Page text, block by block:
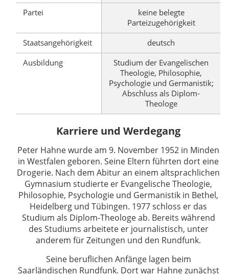
Partei
keine belegte
Parteizugehörigkeit
Staatsangehörigkeit deutsch
Ausbildung
Studium der Evangelischen
Theologie, Philosophie,
Psychologie und Germanistik;
Abschluss als Diplom-
Theologe
Karriere und Werdegang
Peter Hahne wurde am 9. November 1952 in Minden
in Westfalen geboren. Seine Eltern führten dort eine
Drogerie. Nach dem Abitur an einem altsprachlichen
Gymnasium studierte er Evangelische Theologie,
Philosophie, Psychologie und Germanistik in Bethel,
Heidelberg und Tübingen. 1977 schloss er das
Studium als Diplom-Theologe ab. Bereits während
des Studiums arbeitete er journalistisch, unter
anderem für Zeitungen und den Rundfunk.
Seine beruflichen Anfänge lagen beim
Saarländischen Rundfunk. Dort war Hahne zunächst